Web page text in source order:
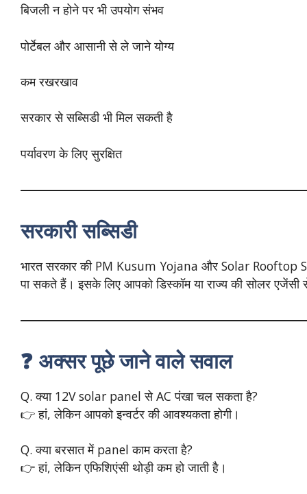
बिजली न होने पर भी उपयोग संभव
पोर्टेबल और आसानी से ले जाने योग्य
कम रखरखाव
सरकार से सब्सिडी भी मिल सकती है
पर्यावरण के लिए सुरक्षित
सरकारी सब्सिडी
भारत सरकार की PM Kusum Yojana और Solar Rooftop
पा सकते हैं। इसके लिए आपको डिस्कॉम या राज्य की सोलर एजेंसी
❓ अक्सर पूछे जाने वाले सवाल
Q. क्या 12V solar panel से AC पंखा चल सकता है?
👉 हां, लेकिन आपको इन्वर्टर की आवश्यकता होगी।
Q. क्या बरसात में panel काम करता है?
👉 हां, लेकिन एफिशिएंसी थोड़ी कम हो जाती है।